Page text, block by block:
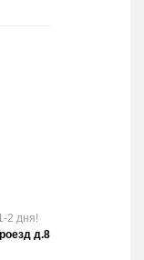
2 дня!
д.8